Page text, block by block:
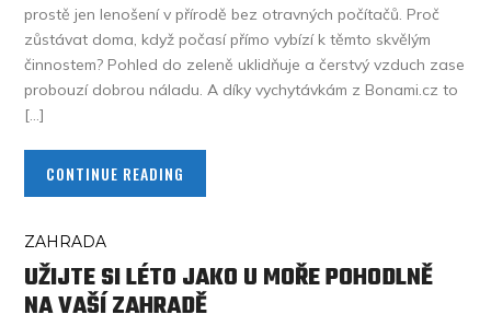
prostě jen lenošení v přírodě bez otravných počítačů. Proč
zůstávat doma, když počasí přímo vybízí k těmto skvělým
činnostem? Pohled do zeleně uklidňuje a čerstvý vzduch zase
probouzí dobrou náladu. A díky vychytávkám z Bonami.cz to
[…]
CONTINUE READING
ZAHRADA
UŽIJTE SI LÉTO JAKO U MOŘE POHODLNĚ
NA VAŠÍ ZAHRADĚ